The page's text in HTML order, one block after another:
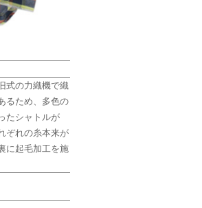
式の力織機で織
るため、多色の
たシャトルが
ぞれの糸本来が
に起毛加工を施